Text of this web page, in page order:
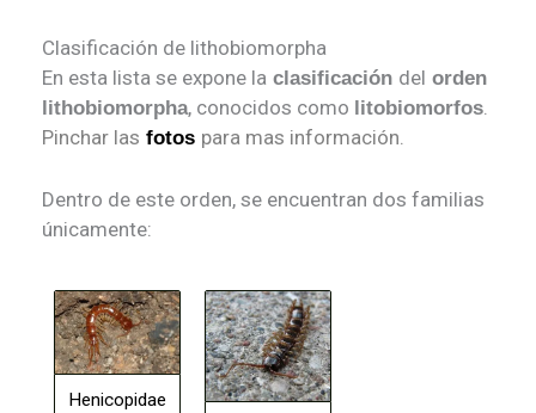
Clasificación de lithobiomorpha
En esta lista se expone la clasificación del orden
lithobiomorpha, conocidos como litobiomorfos.
Pinchar las fotos para mas información.
Dentro de este orden, se encuentran dos familias
únicamente:
Henicopidae